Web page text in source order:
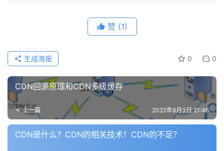
赞 (1)
0 0
生成海报
CDN回源原理和CDN多级缓存
上一篇 2022年8月3日 21:46
CDN是什么？CDN的相关技术！CDN的不足？